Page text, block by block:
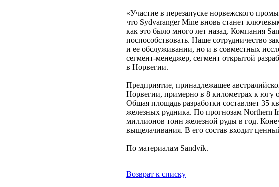
«Участие в перезапуске норвежского
что Sydvaranger Mine вновь станет
как это было много лет назад. Компания
поспособствовать. Наше сотрудничество
и ее обслуживании, но и в совместных
сегмент-менеджер, сегмент открытой
в Норвегии.
Предприятие, принадлежащее
Норвегии, примерно в 8 километрах к югу
Общая площадь разработки составляет 35
железных рудника. По прогнозам Northern
миллионов тонн железной руды в год.
выщелачивания. В его состав входит
По материалам Sandvik.
Возврат к списку